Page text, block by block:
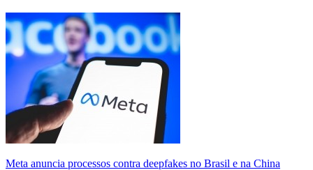
Meta anuncia processos contra deepfakes no Brasil e na China